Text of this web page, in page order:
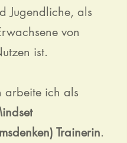
Jugendliche, als
von
ist.
arbeite ich als
Trainerin.